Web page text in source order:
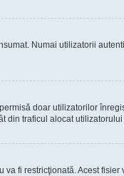
Numai utilizatorii
doar utilizatorilor
din traficul alocat
fi restricţionată. Acest